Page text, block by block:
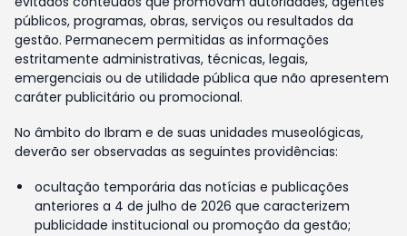
públicos, programas, obras, serviços ou resultados da
gestão. Permanecem permitidas as informações
estritamente administrativas, técnicas, legais,
emergenciais ou de utilidade pública que não apresentem
caráter publicitário ou promocional.
No âmbito do Ibram e de suas unidades museológicas,
deverão ser observadas as seguintes providências:
ocultação temporária das notícias e publicações
anteriores a 4 de julho de 2026 que caracterizem
publicidade institucional ou promoção da gestão;